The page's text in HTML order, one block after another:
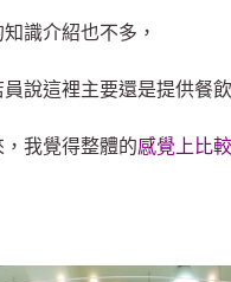
識介紹也不多，
說這裡主要還是提供餐
我覺得整體的感覺上比